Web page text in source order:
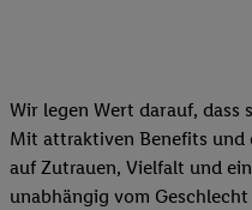
Wir legen Wert darauf, dass
Mit attraktiven Benefits und
auf Zutrauen, Vielfalt und
unabhängig vom